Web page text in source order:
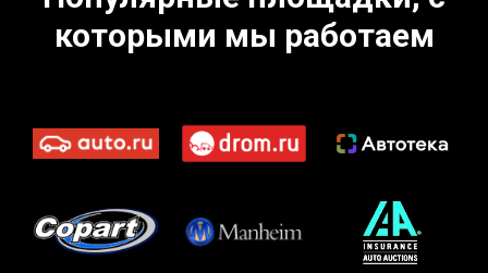
которыми мы работаем